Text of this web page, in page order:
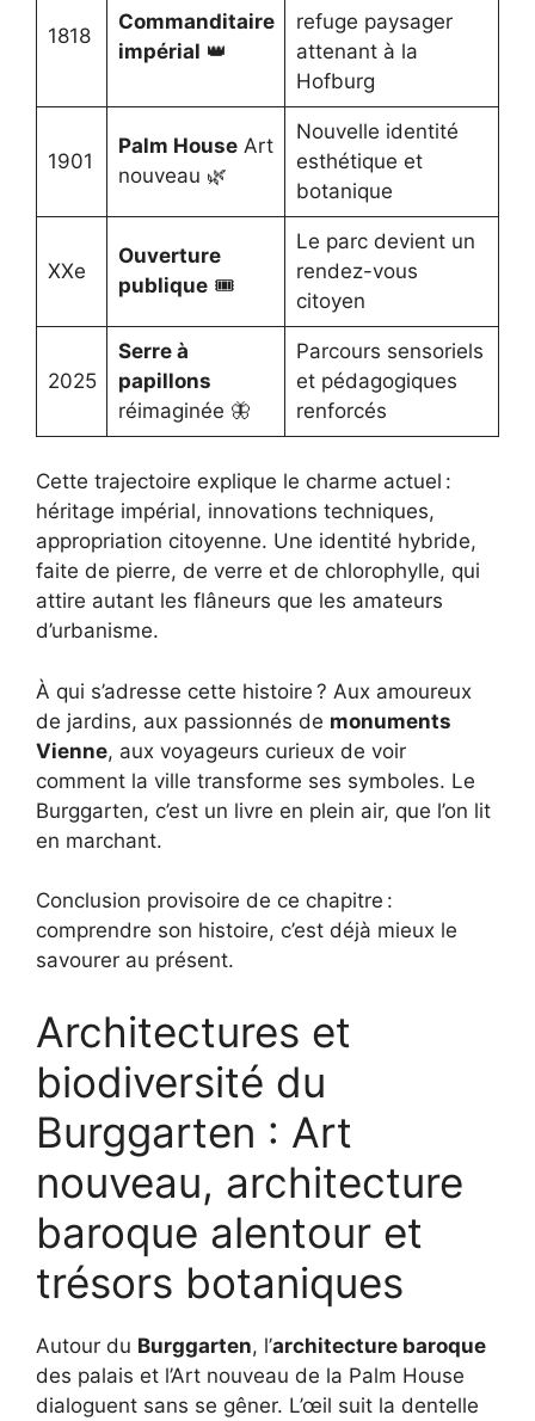
1818
Commanditaire
impérial 👑
refuge paysager
attenant à la
Hofburg
1901
Palm HouseArt
nouveau 🌿
Nouvelle identité
esthétique et
botanique
XXe
Ouverture
publique🎟️
Le parc devient un
rendez-vous
citoyen
2025
Serre à
papillons
réimaginée 🦋
Parcours sensoriels
et pédagogiques
renforcés
Cette trajectoire explique le charme actuel :
héritage impérial, innovations techniques,
appropriation citoyenne. Une identité hybride,
faite de pierre, de verre et de chlorophylle, qui
attire autant les flâneurs que les amateurs
d’urbanisme.
À qui s’adresse cette histoire ? Aux amoureux
de jardins, aux passionnés de monuments
Vienne, aux voyageurs curieux de voir
comment la ville transforme ses symboles. Le
Burggarten, c’est un livre en plein air, que l’on lit
en marchant.
Conclusion provisoire de ce chapitre :
comprendre son histoire, c’est déjà mieux le
savourer au présent.
Architectures et
biodiversité du
Burggarten : Art
nouveau, architecture
baroque alentour et
trésors botaniques
Autour du Burggarten, l’architecture baroque
des palais et l’Art nouveau de la Palm House
dialoguent sans se gêner. L’œil suit la dentelle